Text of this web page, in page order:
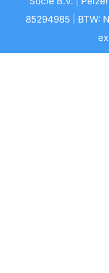
85294985 | BTW: